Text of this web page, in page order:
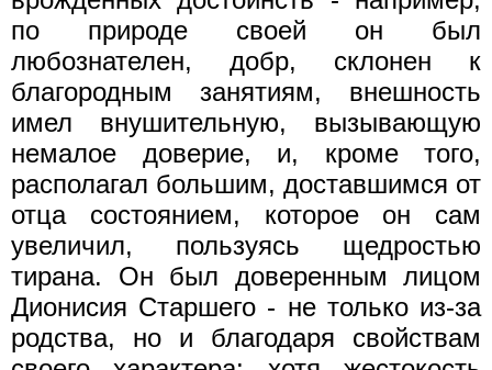
по природе своей он был
любознателен, добр, склонен к
благородным занятиям, внешность
имел внуши­тельную, вызывающую
немалое доверие, и, кроме того,
располагал большим, доставшимся от
отца состоянием, которое он сам
увеличил, пользуясь щедростью
тирана. Он был доверенным лицом
Дионисия Старшего - не только из-за
родства, но и благодаря свойствам